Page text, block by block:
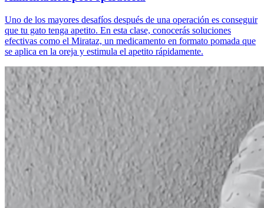
Uno de los mayores desafíos después de una operación es conseguir
que tu gato tenga apetito. En esta clase, conocerás soluciones
efectivas como el Mirataz, un medicamento en formato pomada que
se aplica en la oreja y estimula el apetito rápidamente.